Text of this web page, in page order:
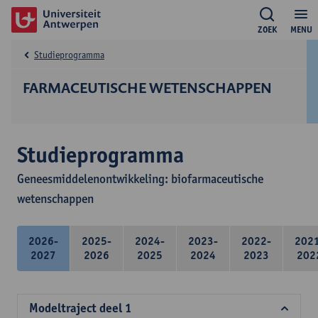
MENU
ZOEK
FARMACEUTISCHE WETENSCHAPPEN
Studieprogramma
Studieprogramma
Geneesmiddelenontwikkeling: biofarmaceutische
wetenschappen
2026-
2027
2025-
2026
2024-
2025
2023-
2024
2022-
2023
Modeltraject deel 1